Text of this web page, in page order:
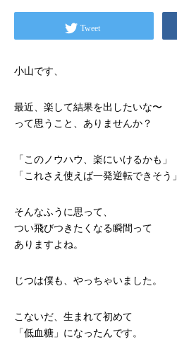
Tweet
小山です、
最近、楽して結果を出したいな〜
って思うこと、ありませんか？
「このノウハウ、楽にいけるかも」
「これさえ使えば一発逆転できそう」
そんなふうに思って、
つい飛びつきたくなる瞬間って
ありますよね。
じつは僕も、やっちゃいました。
こないだ、生まれて初めて
「低血糖」になったんです。
オンシク本
プロフィール